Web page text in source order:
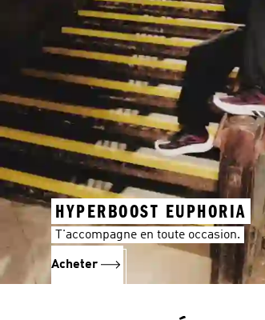
HYPERBOOST EUPHORIA
T'accompagne en toute occasion.
Acheter